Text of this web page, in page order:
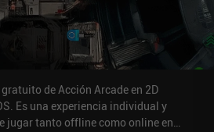
de Acción Arcade en 2D
Es una experiencia individual y
jugar tanto offline como online en